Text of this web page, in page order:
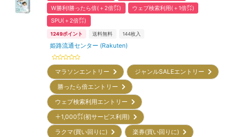
W勝利!勝ったら倍(＋2倍㌽)
ウェブ検索利用(＋1倍㌽)
SPU(＋2倍㌽)
1249ポイント 送料無料 144枚入
姫路流通センター (Rakuten)
マラソンエントリー
ジャンルSALEエントリー
勝ったら倍エントリー
ウェブ検索利用エントリー
＋1,000㌽(初サービス利用)
ラクマ(買い回りに)
楽券(買い回りに)